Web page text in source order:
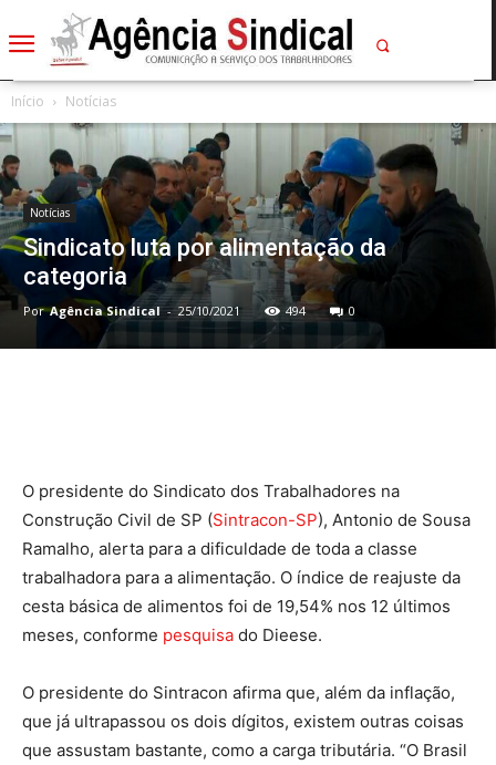
Início Notícias
Notícias
Sindicato luta por alimentação da
categoria
Por Agência Sindical - 25/10/2021 494 0
O presidente do Sindicato dos Trabalhadores na
Construção Civil de SP (Sintracon-SP), Antonio de Sousa
Ramalho, alerta para a dificuldade de toda a classe
trabalhadora para a alimentação. O índice de reajuste da
cesta básica de alimentos foi de 19,54% nos 12 últimos
meses, conforme pesquisa do Dieese.
O presidente do Sintracon afirma que, além da inflação,
que já ultrapassou os dois dígitos, existem outras coisas
que assustam bastante, como a carga tributária. “O Brasil